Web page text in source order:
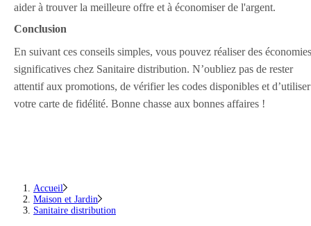
aider à trouver la meilleure offre et à économiser de l'argent.
Conclusion
En suivant ces conseils simples, vous pouvez réaliser des économies
significatives chez Sanitaire distribution. N’oubliez pas de rester
attentif aux promotions, de vérifier les codes disponibles et d’utiliser
votre carte de fidélité. Bonne chasse aux bonnes affaires !
Accueil
Maison et Jardin
Sanitaire distribution